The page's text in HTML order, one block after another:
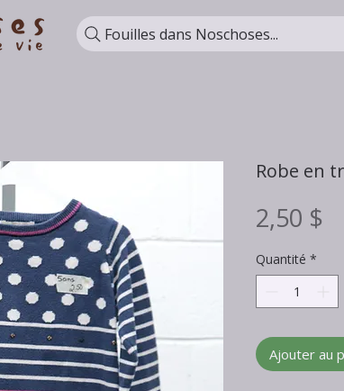
Fouilles dans Noschoses...
Robe en
2,50 $
Quantité *
Ajouter au